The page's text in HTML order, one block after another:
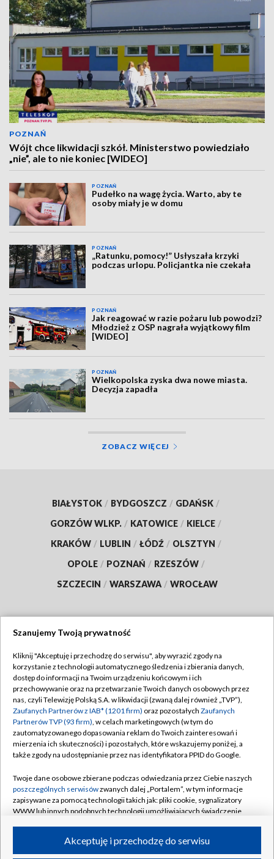
POZNAŃ
Wójt chce likwidacji szkół. Ministerstwo powiedziało
„nie”, ale to nie koniec [WIDEO]
POZNAŃ
Pudełko na wagę życia. Warto, aby te
osoby miały je w domu
POZNAŃ
„Ratunku, pomocy!” Usłyszała krzyki
podczas urlopu. Policjantka nie czekała
POZNAŃ
Jak reagować w razie pożaru lub powodzi?
Młodzież z OSP nagrała wyjątkowy film
[WIDEO]
POZNAŃ
Wielkopolska zyska dwa nowe miasta.
Decyzja zapadła
ZOBACZ WIĘCEJ
BIAŁYSTOK / BYDGOSZCZ / GDAŃSK /
GORZÓW WLKP. / KATOWICE / KIELCE /
KRAKÓW / LUBLIN / ŁÓDŹ / OLSZTYN /
OPOLE / POZNAŃ / RZESZÓW /
SZCZECIN / WARSZAWA / WROCŁAW
TVP
Abonament TVP
Emisja w TVP
Centrum informacji TVP
Naziemna Telewizja Cyfrowa
Rada Programowa
System NOS
Informacje o nadawcy
Program dla prasy
Regulamin TVP
Polityka prywatności
Moje zgody
Pomoc
Kontakt
Kanały
Szanujemy Twoją prywatność
Kliknij "Akceptuję i przechodzę do serwisu", aby wyrazić zgody na
korzystanie z technologii automatycznego śledzenia i zbierania danych,
dostęp do informacji na Twoim urządzeniu końcowym i ich
przechowywanie oraz na przetwarzanie Twoich danych osobowych przez
nas, czyli Telewizję Polską S.A. w likwidacji (zwaną dalej również „TVP”),
Zaufanych Partnerów z IAB* (1201 firm) oraz pozostałych Zaufanych
Partnerów TVP (93 firm), w celach marketingowych (w tym do
zautomatyzowanego dopasowania reklam do Twoich zainteresowań i
mierzenia ich skuteczności) i pozostałych, które wskazujemy poniżej, a
także zgody na udostępnianie przez nas identyfikatora PPID do Google.
Twoje dane osobowe zbierane podczas odwiedzania przez Ciebie naszych
poszczególnych serwisówzwanych dalej „Portalem”, w tym informacje
zapisywane za pomocą technologii takich jak: pliki cookie, sygnalizatory
WWW lub innych podobnych technologii umożliwiających świadczenie
ruchu w Internecie.Akceptuję i przechodzę do serwisu